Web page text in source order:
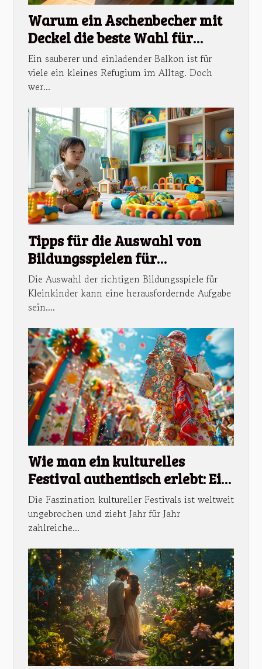
Warum ein Aschenbecher mit
Deckel die beste Wahl für
Balkone ist
Ein sauberer und einladender Balkon ist für
viele ein kleines Refugium im Alltag. Doch
wer...
Tipps für die Auswahl von
Bildungsspielen für
Kleinkinder
Die Auswahl der richtigen Bildungsspiele für
Kleinkinder kann eine herausfordernde Aufgabe
sein....
Wie man ein kulturelles
Festival authentisch erlebt: Ein
umfassender Ratgeber
Die Faszination kultureller Festivals ist weltweit
ungebrochen und zieht Jahr für Jahr
zahlreiche...